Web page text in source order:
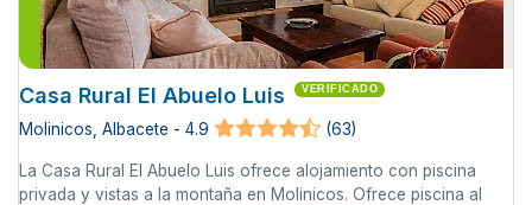
Casa Rural El Abuelo Luis VERIFICADO
Molinicos, Albacete - 4.9 (63)
La Casa Rural El Abuelo Luis ofrece alojamiento con piscina
privada y vistas a la montaña en Molinicos. Ofrece piscina al